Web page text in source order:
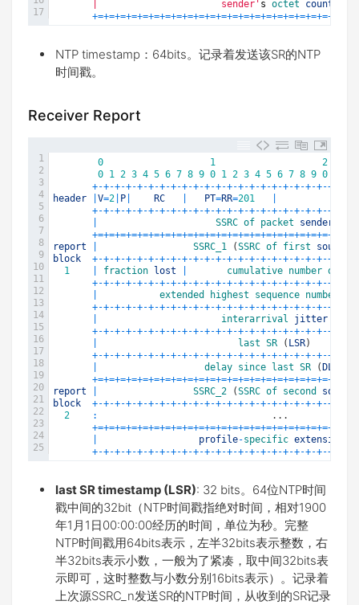
17
|                      sender' s octet count
+=+=+=+=+=+=+=+=+=+=+=+=+=+=+=+=+=+=+=+=+=+=
NTP timestamp：64bits。记录着发送该SR的NTP
时间戳。
Receiver Report
1
2
3
4
5
6
7
8
9
10
11
12
13
14
15
16
17
18
19
20
21
22
23
24
25
0 1
2
0 1 2 3 4 5 6 7 8 9 0 1 2 3 4 5 6 7 8 9 0
+-+-+-+-+-+-+-+-+-+-+-+-+-+-+-+-+-+-+-+-+-+
header
V=2 P RC PT=RR=201
+-+-+-+-+-+-+-+-+-+-+-+-+-+-+-+-+-+-+-+-+-+
SSRC of packet sender
+=+=+=+=+=+=+=+=+=+=+=+=+=+=+=+=+=+=+=+=+=+=
report
SSRC_1 (SSRC of first source
block
+-+-+-+-+-+-+-+-+-+-+-+-+-+-+-+-+-+-+-+-+-+
1
fraction lost cumulative number of
+-+-+-+-+-+-+-+-+-+-+-+-+-+-+-+-+-+-+-+-+-+
extended highest sequence number
+-+-+-+-+-+-+-+-+-+-+-+-+-+-+-+-+-+-+-+-+-+
interarrival jitter
+-+-+-+-+-+-+-+-+-+-+-+-+-+-+-+-+-+-+-+-+-+
last SR ( LSR)
+-+-+-+-+-+-+-+-+-+-+-+-+-+-+-+-+-+-+-+-+-+
delay since last SR ( DLSR
+=+=+=+=+=+=+=+=+=+=+=+=+=+=+=+=+=+=+=+=+=+=
report
SSRC_2 (SSRC of second source
block
+-+-+-+-+-+-+-+-+-+-+-+-+-+-+-+-+-+-+-+-+-+
2
: . . .
+=+=+=+=+=+=+=+=+=+=+=+=+=+=+=+=+=+=+=+=+=+=
profile-specific extensions
+-+-+-+-+-+-+-+-+-+-+-+-+-+-+-+-+-+-+-+-+-+
last SR timestamp (LSR): 32 bits。64位NTP时间
戳中间的32bit（NTP时间戳指绝对时间，相对1900
年1月1日00:00:00经历的时间，单位为秒。完整
NTP时间戳用64bits表示，左半32bits表示整数，右
半32bits表示小数，一般为了紧凑，取中间32bits表
示即可，这时整数与小数分别16bits表示）。记录着
上次源SSRC_n发送SR的NTP时间，从收到的SR记录